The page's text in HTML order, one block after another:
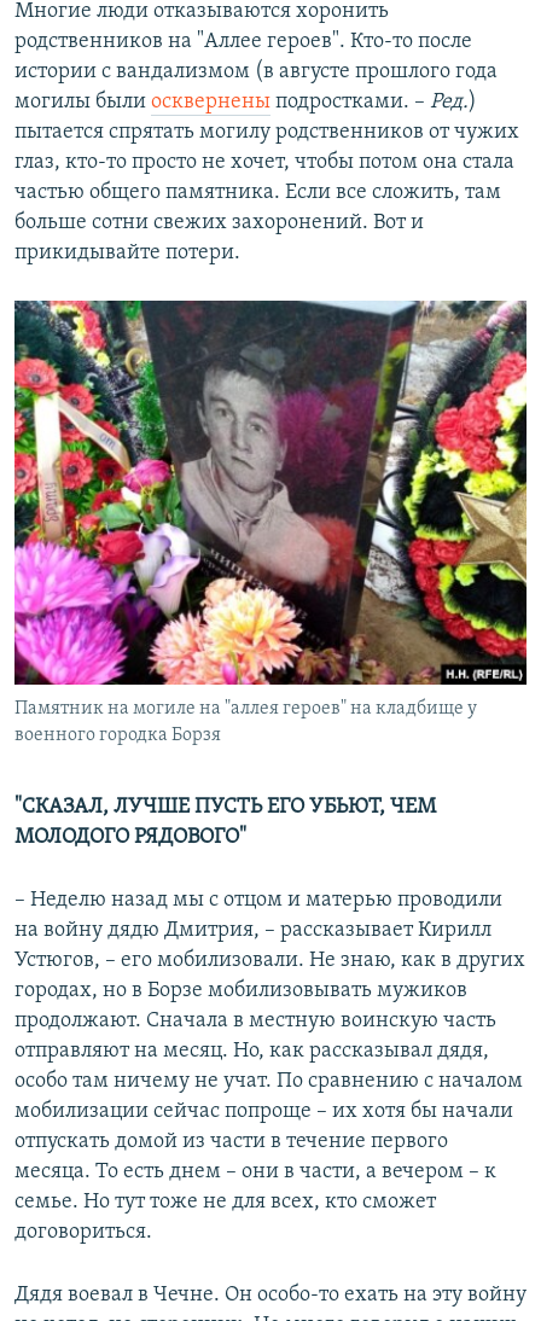
Многие люди отказываются хоронить
родственников на "Аллее героев". Кто-то после
истории с вандализмом (в августе прошлого года
могилы были осквернены подростками. – Ред.)
пытается спрятать могилу родственников от чужих
глаз, кто-то просто не хочет, чтобы потом она стала
частью общего памятника. Если все сложить, там
больше сотни свежих захоронений. Вот и
прикидывайте потери.
Памятник на могиле на "аллея героев" на кладбище у
военного городка Борзя
"СКАЗАЛ, ЛУЧШЕ ПУСТЬ ЕГО УБЬЮТ, ЧЕМ
МОЛОДОГО РЯДОВОГО"
– Неделю назад мы с отцом и матерью проводили
на войну дядю Дмитрия, – рассказывает Кирилл
Устюгов, – его мобилизовали. Не знаю, как в других
городах, но в Борзе мобилизовывать мужиков
продолжают. Сначала в местную воинскую часть
отправляют на месяц. Но, как рассказывал дядя,
особо там ничему не учат. По сравнению с началом
мобилизации сейчас попроще – их хотя бы начали
отпускать домой из части в течение первого
месяца. То есть днем – они в части, а вечером – к
семье. Но тут тоже не для всех, кто сможет
договориться.
Дядя воевал в Чечне. Он особо-то ехать на эту войну